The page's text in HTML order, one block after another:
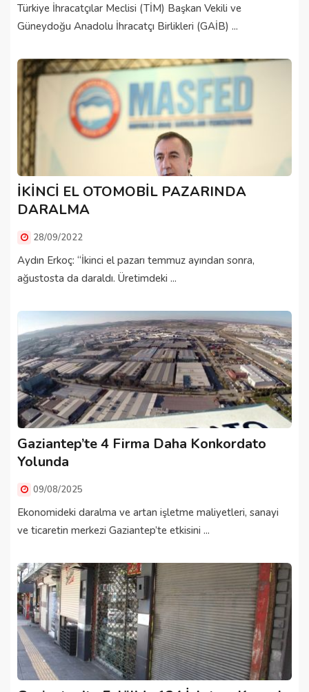
Türkiye İhracatçılar Meclisi (TİM) Başkan Vekili ve
Güneydoğu Anadolu İhracatçı Birlikleri (GAİB) ...
İKİNCİ EL OTOMOBİL PAZARINDA
DARALMA
28/09/2022
Aydın Erkoç: “İkinci el pazarı temmuz ayından sonra,
ağustosta da daraldı. Üretimdeki ...
Gaziantep’te 4 Firma Daha Konkordato
Yolunda
09/08/2025
Ekonomideki daralma ve artan işletme maliyetleri, sanayi
ve ticaretin merkezi Gaziantep’te etkisini ...